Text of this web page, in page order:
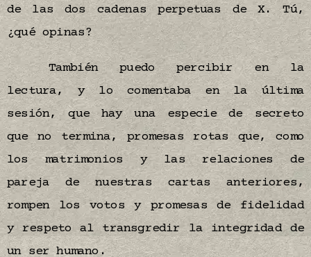
de las dos cadenas perpetuas de X. Tú,
¿qué opinas?
También puedo percibir en la
lectura, y lo comentaba en la última
sesión, que hay una especie de secreto
que no termina, promesas rotas que, como
los matrimonios y las relaciones de
pareja de nuestras cartas anteriores,
rompen los votos y promesas de fidelidad
y respeto al transgredir la integridad de
un ser humano.